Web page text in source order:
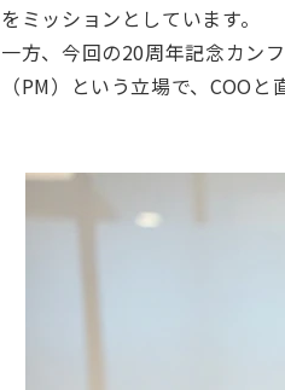
をミッションとしています。
一方、今回の20周年記念カン
（PM）という立場で、COO